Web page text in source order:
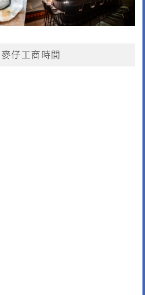
麥仔工商時間